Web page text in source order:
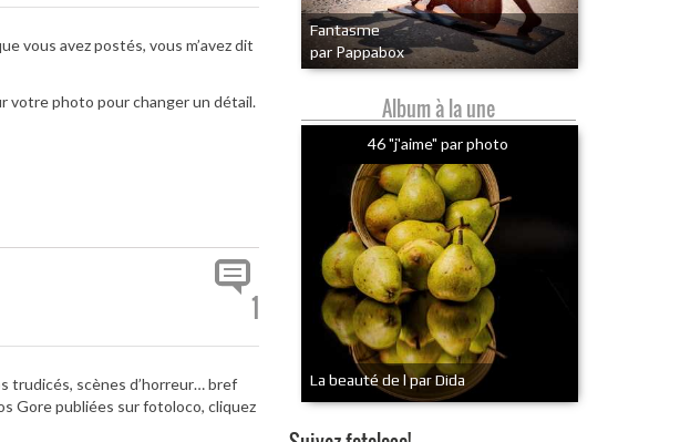
vous avez postés, vous m’avez dit
votre photo pour changer un détail.
1
trudicés, scènes d’horreur… bref
Gore publiées sur fotoloco, cliquez
Fantasme
par Pappabox
Album à la une
46 "j'aime" par photo
La beauté de l par Dida